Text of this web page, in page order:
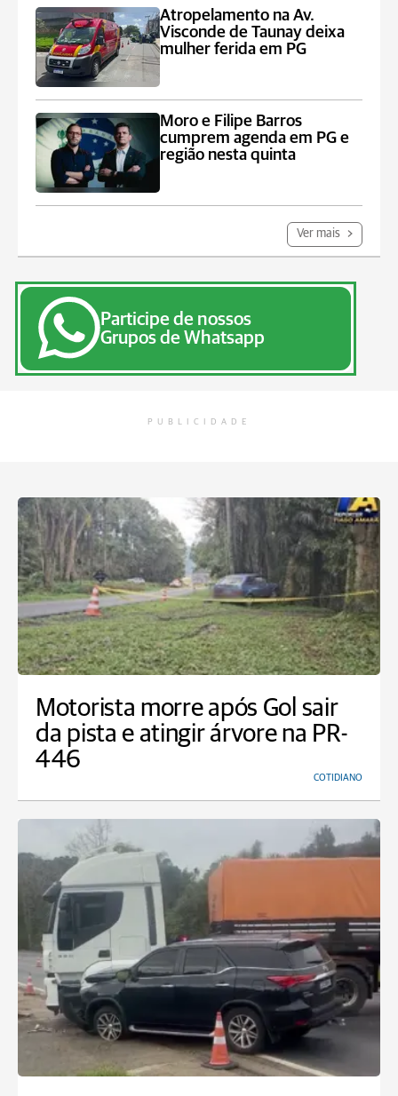
Atropelamento na Av.
Visconde de Taunay deixa
mulher ferida em PG
Moro e Filipe Barros
cumprem agenda em PG e
região nesta quinta
Ver mais
Participe de nossos
Grupos de Whatsapp
PUBLICIDADE
Motorista morre após Gol sair
da pista e atingir árvore na PR-
446
COTIDIANO